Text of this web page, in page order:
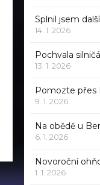
Splnil jsem
14. 1. 2026
Pochvala
13. 1. 2026
Pomozte přes
9. 1. 2026
Na obědě u
6. 1. 2026
Novoroční
1. 1. 2026